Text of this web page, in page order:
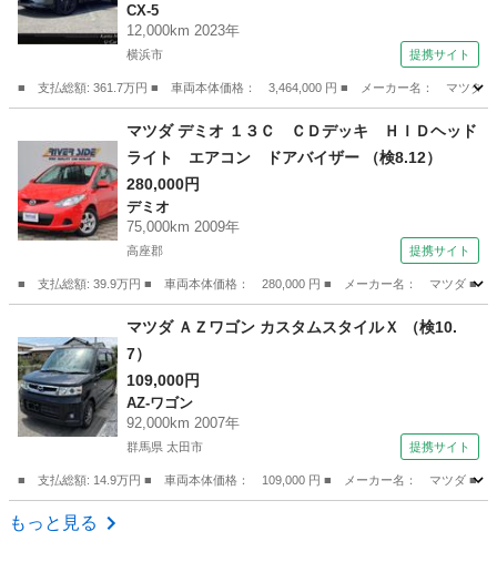
イ ３６０°ビューモニター ２カメラドライブレ
コーダー ＥＴＣ２．０ ＭＲＣＣ 車線逸脱警
報システム スマートブレーキサポート付 シー
トエアコン （車検整備付）
CX-5
12,000km 2023年
横浜市 提携サイト
■ 支払総額: 361.7万円 ■ 車両本体価格： 3,464,000 円 ■ メーカー名： マツ
CX-5
マツダ デミオ １３Ｃ ＣＤデッキ ＨＩＤヘッド
ライト エアコン ドアバイザー （検8.12）
280,000円
デミオ
75,000km 2009年
高座郡 提携サイト
■ 支払総額: 39.9万円 ■ 車両本体価格： 280,000 円 ■ メーカー名： マツダ
デミオ
マツダ ＡＺワゴン カスタムスタイルＸ （検10.
7）
109,000円
AZ-ワゴン
92,000km 2007年
群馬県 太田市 提携サイト
■ 支払総額: 14.9万円 ■ 車両本体価格： 109,000 円 ■ メーカー名： マツダ
群馬 太田市
もっと見る